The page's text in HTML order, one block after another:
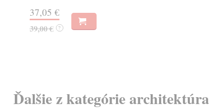
37,05 €
39,00 € ?
Ďalšie z kategórie architektúra